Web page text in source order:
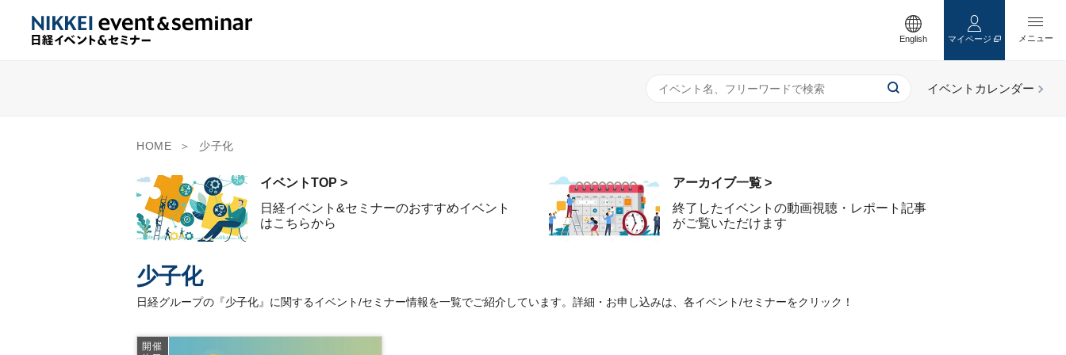
English マイページ
HOME 少子化
イベントTOP >
日経イベント&セミナーのおすすめイベント
はこちらから
アーカイブ一覧 >
終了したイベントの動画視聴・レポート記事
がご覧いただけます
少子化
日経グループの『少子化』に関するイベント/セミナー情報を一覧でご紹介しています。詳細・お申し込みは、各イベント/セミナーをクリック！
開催